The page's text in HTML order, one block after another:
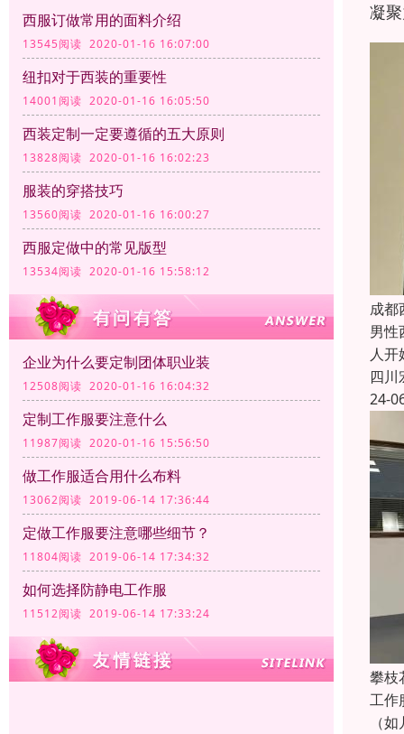
西服订做常用的面料介绍
13545阅读 2020-01-16 16:07:00
纽扣对于西装的重要性
14001阅读 2020-01-16 16:05:50
西装定制一定要遵循的五大原则
13828阅读 2020-01-16 16:02:23
服装的穿搭技巧
13560阅读 2020-01-16 16:00:27
西服定做中的常见版型
13534阅读 2020-01-16 15:58:12
企业为什么要定制团体职业装
12508阅读 2020-01-16 16:04:32
定制工作服要注意什么
11987阅读 2020-01-16 15:56:50
做工作服适合用什么布料
13062阅读 2019-06-14 17:36:44
定做工作服要注意哪些细节？
11804阅读 2019-06-14 17:34:32
如何选择防静电工作服
11512阅读 2019-06-14 17:33:24
凝
成都
男性
人
四川
24-
攀枝
工作
（